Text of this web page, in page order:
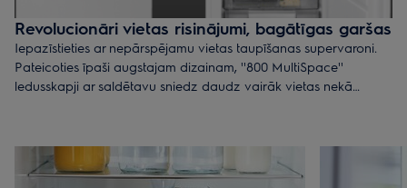
Revolucionāri vietas risinājumi, bagātīgas garšas
Iepazīstieties ar nepārspējamu vietas taupīšanas supervaroni.
Pateicoties īpaši augstajam dizainam, ''800 MultiSpace''
ledusskapji ar saldētavu sniedz daudz vairāk vietas nekā
svaigos produktus.